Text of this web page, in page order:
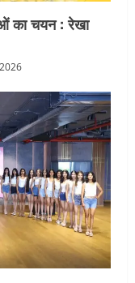
का चयन : रेखा